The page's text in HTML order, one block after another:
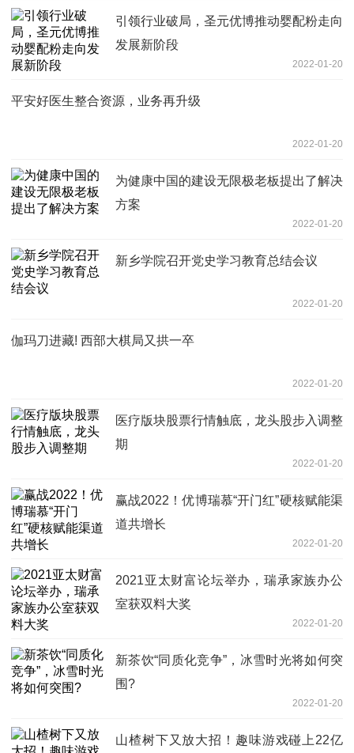
引领行业破局，圣元优博推动婴配粉走向
发展新阶段
2022-01-20
平安好医生整合资源，业务再升级
2022-01-20
为健康中国的建设无限极老板提出了解决
方案
2022-01-20
新乡学院召开党史学习教育总结会议
2022-01-20
伽玛刀进藏! 西部大棋局又拱一卒
2022-01-20
医疗版块股票行情触底，龙头股步入调整
期
2022-01-20
赢战2022！优博瑞慕“开门红”硬核赋能渠
道共增长
2022-01-20
2021亚太财富论坛举办，瑞承家族办公
室获双料大奖
2022-01-20
新茶饮“同质化竞争”，冰雪时光将如何突
围?
2022-01-20
山楂树下又放大招！趣味游戏碰上22亿